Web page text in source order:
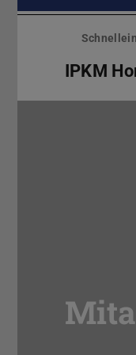
Menü
überspringen
IPKM